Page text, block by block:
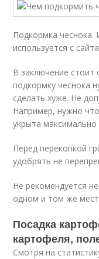
Подкормка чеснока.
используется с
В заключение стоит
подкормку чеснока
сделать хуже. Не
Например, нужно
укрыта
Перед перекопкой
удобрять не
Не рекомендуется
одном и том же
Посадка
картофеля,
Смотря на